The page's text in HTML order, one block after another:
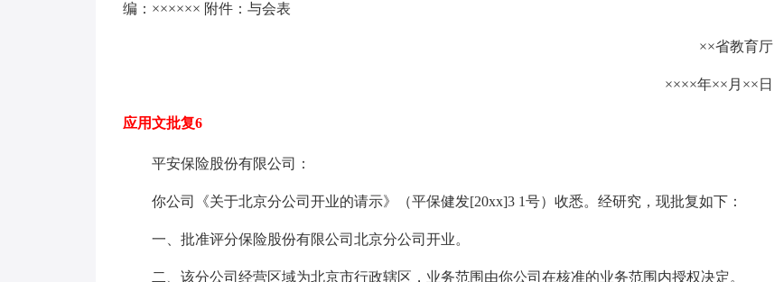
编：×××××× 附件：与会表
××省教育厅
××××年××月××日
应用文批复6
平安保险股份有限公司：
你公司《关于北京分公司开业的请示》（平保健发[20xx]3 1号）收悉。经研究，现批复如下：
一、批准评分保险股份有限公司北京分公司开业。
二、该分公司经营区域为北京市行政辖区，业务范围由你公司在核准的业务范围内授权决定。